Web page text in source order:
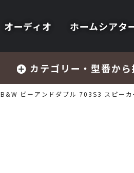
オーディオ ホームシアタ
カテゴリー・型番から
B&W ビーアンドダブル 703S3 スピーカ